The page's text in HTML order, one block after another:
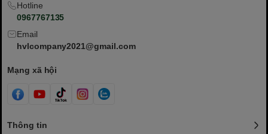
Hotline
0967767135
Email
hvlcompany2021@gmail.com
Mạng xã hội
Thông tin